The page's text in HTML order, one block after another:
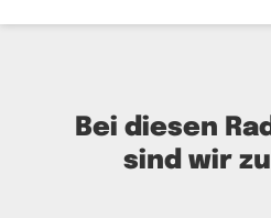
Bei diesen
sind wir